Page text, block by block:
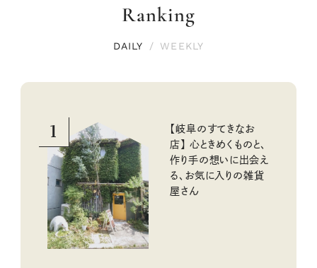
Ranking
DAILY / WEEKLY
1
【岐阜のすてきなお
店】 心ときめくものと、
作り手の想いに出会え
る、お気に入りの雑貨
屋さん